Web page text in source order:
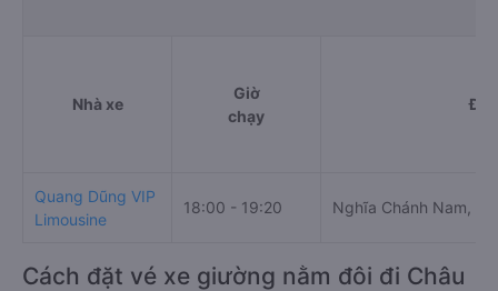
Nhà xe
Giờ
chạy
Quang Dũng VIP
Limousine
18:00 - 19:20 Nghĩa Chánh Nam,
Cách đặt vé xe giường nằm đôi đi Châu